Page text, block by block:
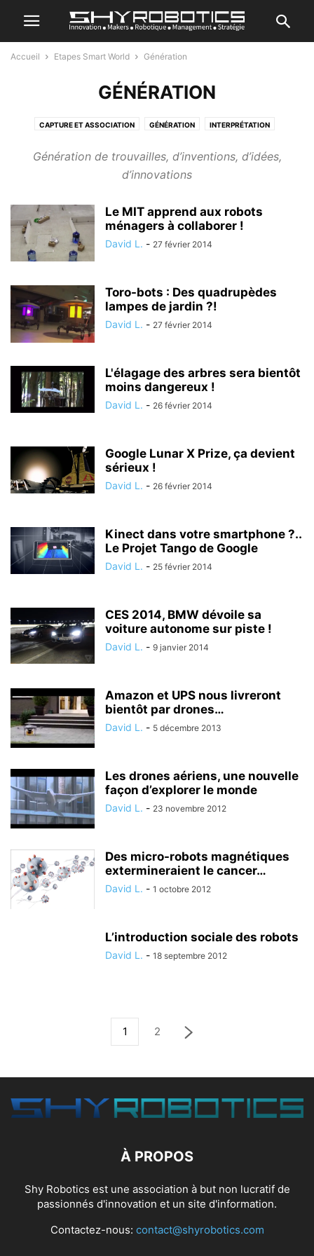
Accueil Etapes Smart World Génération
GÉNÉRATION
CAPTURE ET ASSOCIATION GÉNÉRATION INTERPRÉTATION
Génération de trouvailles, d’inventions, d’idées,
d’innovations
Le MIT apprend aux robots
ménagers à collaborer !
David L. - 27 février 2014
Toro-bots : Des quadrupèdes
lampes de jardin ?!
David L. - 27 février 2014
L'élagage des arbres sera bientôt
moins dangereux !
David L. - 26 février 2014
Google Lunar X Prize, ça devient
sérieux !
David L. - 26 février 2014
Kinect dans votre smartphone ?..
Le Projet Tango de Google
David L. - 25 février 2014
CES 2014, BMW dévoile sa
voiture autonome sur piste !
David L. - 9 janvier 2014
Amazon et UPS nous livreront
bientôt par drones…
David L. - 5 décembre 2013
Les drones aériens, une nouvelle
façon d’explorer le monde
David L. - 23 novembre 2012
Des micro-robots magnétiques
extermineraient le cancer…
David L. - 1 octobre 2012
L’introduction sociale des robots
David L. - 18 septembre 2012
1 2
À PROPOS
Shy Robotics est une association à but non lucratif de
passionnés d'innovation et un site d'information.
Contactez-nous: contact@shyrobotics.com